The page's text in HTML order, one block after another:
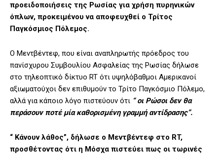
προειδοποιήσεις της Ρωσίας για χρήση πυρηνικών
όπλων, προκειμένου να αποφευχθεί ο Τρίτος
Παγκόσμιος Πόλεμος.
Ο Μεντβέντεφ, που είναι αναπληρωτής πρόεδρος του
πανίσχυρου Συμβουλίου Ασφαλείας της Ρωσίας δήλωσε
στο τηλεοπτικό δίκτυο RT ότι υψηλόβαθμοι Αμερικανοί
αξιωματούχοι δεν επιθυμούν το Τρίτο Παγκόσμιο Πόλεμο,
αλλά για κάποιο λόγο πιστεύουν ότι “ οι Ρώσοι δεν θα
περάσουν ποτέ μία καθορισμένη γραμμή αντίδρασης”.
“ Κάνουν λάθος”, δήλωσε ο Μεντβέντεφ στο RT,
προσθέτοντας ότι η Μόσχα πιστεύει πως οι τωρινές